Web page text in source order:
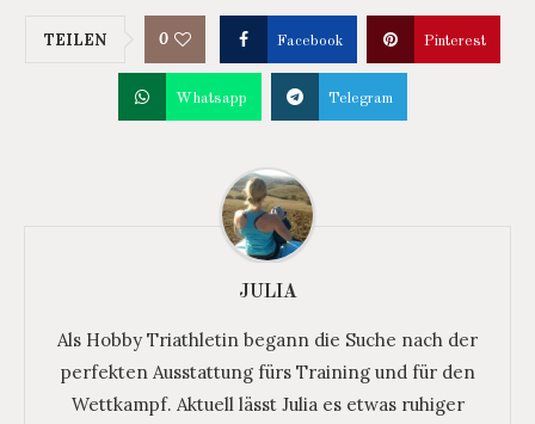
TEILEN 0 Facebook Pinterest
Whatsapp Telegram
JULIA
Als Hobby Triathletin begann die Suche nach der
perfekten Ausstattung fürs Training und für den
Wettkampf. Aktuell lässt Julia es etwas ruhiger